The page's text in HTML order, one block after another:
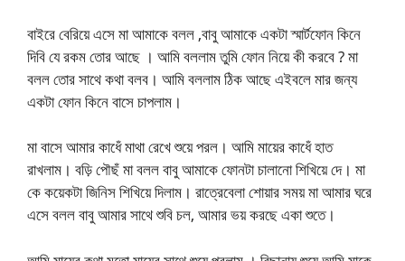
বাইরে বেরিয়ে এসে মা আমাকে বলল ,বাবু আমাকে একটা স্মার্টফোন কিনে
দিবি যে রকম তোর আছে । আমি বললাম তুমি ফোন নিয়ে কী করবে ? মা
বলল তোর সাথে কথা বলব। আমি বললাম ঠিক আছে এইবলে মার জন্য
একটা ফোন কিনে বাসে চাপলাম।
মা বাসে আমার কাধেঁ মাথা রেখে শুয়ে পরল। আমি মায়ের কাধেঁ হাত
রাখলাম। বড়ি পৌছঁ মা বলল বাবু আমাকে ফোনটা চালানো শিখিয়ে দে। মা
কে কয়েকটা জিনিস শিখিয়ে দিলাম। রাত্রেবেলা শোয়ার সময় মা আমার ঘরে
এসে বলল বাবু আমার সাথে শুবি চল, আমার ভয় করছে একা শুতে।